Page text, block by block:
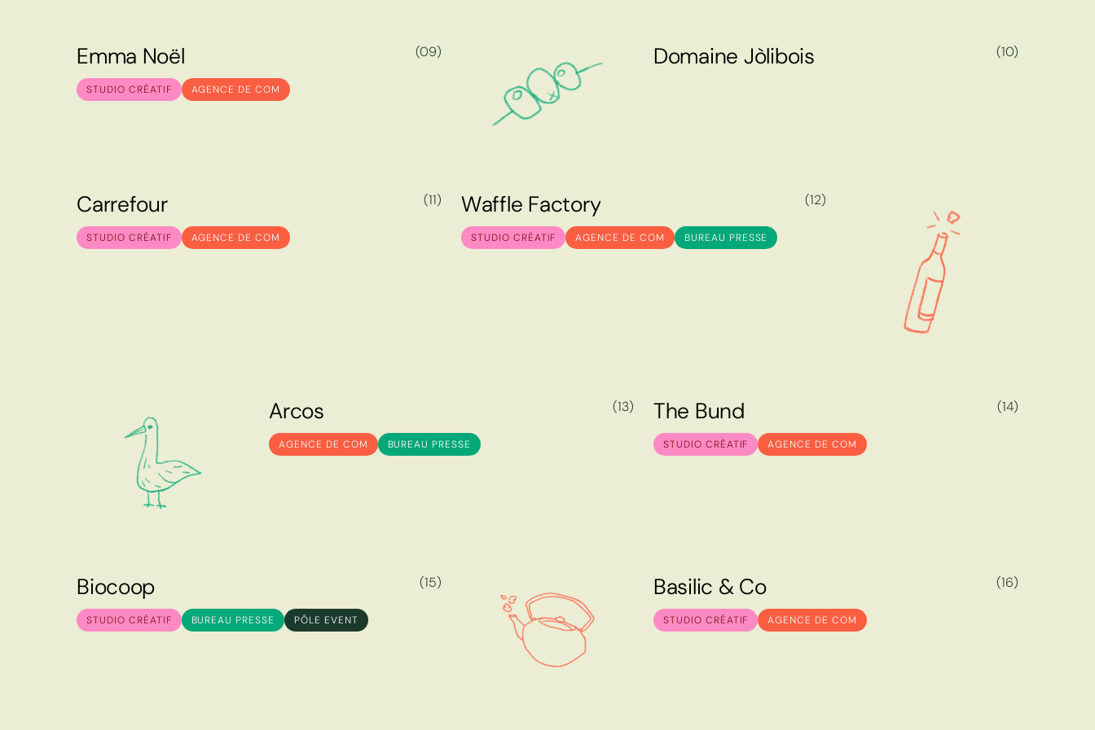
E
E
m
m
m
m
a
a
N
N
o
o
ë
ë
l
l
STUDIO CRÉATIF AGENCE DE COM
(09)
Domaine Jòlibois
(10)
C
C
a
a
r
r
r
r
e
e
f
f
o
o
u
u
r
r
STUDIO CRÉATIF AGENCE DE COM
(11)
W
W
a
a
f
f
f
f
l
l
e
e
F
F
a
a
c
c
t
t
o
o
r
r
y
y
STUDIO CRÉATIF AGENCE DE COM BUREAU PRESSE
(12)
A
A
r
r
c
c
o
o
s
s
AGENCE DE COM BUREAU PRESSE
(13)
T
T
h
h
e
e
B
B
u
u
n
n
d
d
STUDIO CRÉATIF AGENCE DE COM
(14)
B
B
i
i
o
o
c
c
o
o
o
o
p
p
STUDIO CRÉATIF BUREAU PRESSE PÔLE EVENT
(15)
B
B
a
a
s
s
i
i
l
l
i
i
c
c
&
&
C
C
o
o
STUDIO CRÉATIF AGENCE DE COM
(16)